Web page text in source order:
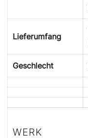
Lieferumfang
Geschlecht
WERK